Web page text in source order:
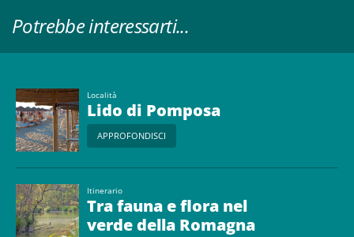
Potrebbe interessarti...
Località
Lido di Pomposa
APPROFONDISCI
Itinerario
Tra fauna e flora nel
verde della Romagna